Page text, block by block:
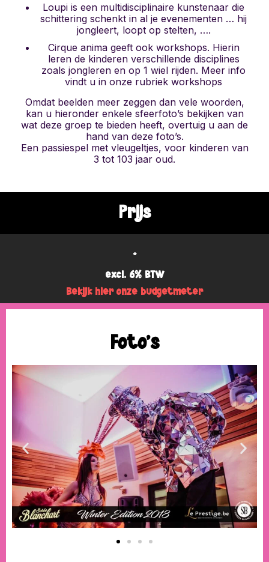
Loupi is een multidisciplinaire kunstenaar die
schittering schenkt in al je evenementen … hij
jongleert, loopt op stelten, ….
Cirque anima geeft ook workshops. Hierin
leren de kinderen verschillende disciplines
zoals jongleren en op 1 wiel rijden. Meer info
vindt u in onze rubriek workshops
Omdat beelden meer zeggen dan vele woorden,
kan u hieronder enkele sfeerfoto’s bekijken van
wat deze groep te bieden heeft, overtuig u aan de
hand van deze foto’s.
Een passiespel met vleugeltjes, voor kinderen van
3 tot 103 jaar oud.
Prijs
*
excl. 6% BTW
Bekijk hier onze budgetmeter
Foto's